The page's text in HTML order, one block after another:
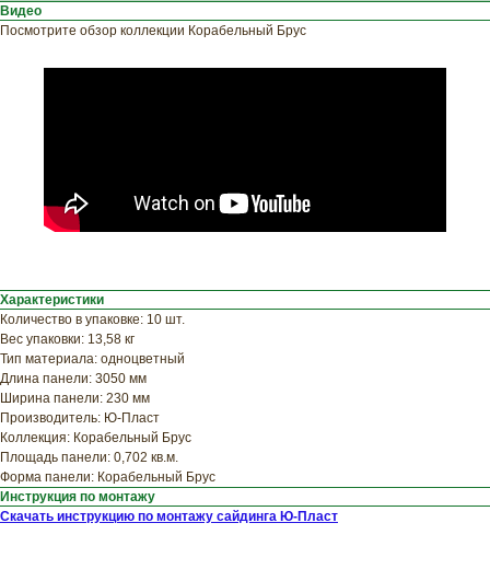
Видео
Посмотрите обзор коллекции Корабельный Брус
Характеристики
Количество в упаковке: 10 шт.
Вес упаковки: 13,58 кг
Тип материала: одноцветный
Длина панели: 3050 мм
Ширина панели: 230 мм
Производитель: Ю-Пласт
Коллекция: Корабельный Брус
Площадь панели: 0,702 кв.м.
Форма панели: Корабельный Брус
Инструкция по монтажу
Скачать инструкцию по монтажу сайдинга Ю-Пласт
стоимость фасада
прямо сейчас